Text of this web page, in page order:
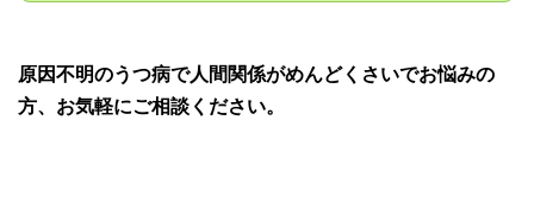
原因不明のうつ病で人間関係がめんどくさいでお悩みの
方、お気軽にご相談ください。